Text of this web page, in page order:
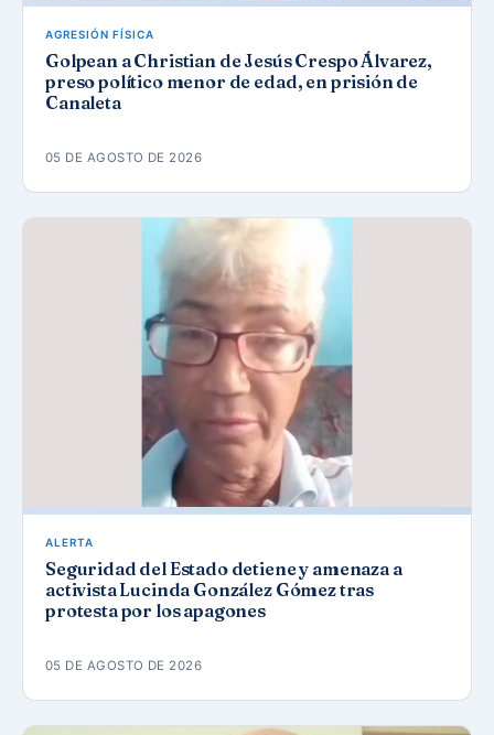
AGRESIÓN FÍSICA
Golpean a Christian de Jesús Crespo Álvarez,
preso político menor de edad, en prisión de
Canaleta
05 DE AGOSTO DE 2026
ALERTA
Seguridad del Estado detiene y amenaza a
activista Lucinda González Gómez tras
protesta por los apagones
05 DE AGOSTO DE 2026